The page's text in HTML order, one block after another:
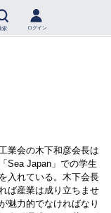
索 ログイン
業会の木下和彦会長は
Sea Japan」での学生
入れている。木下会長
ば産業は成り立ちませ
魅力的でなければなり